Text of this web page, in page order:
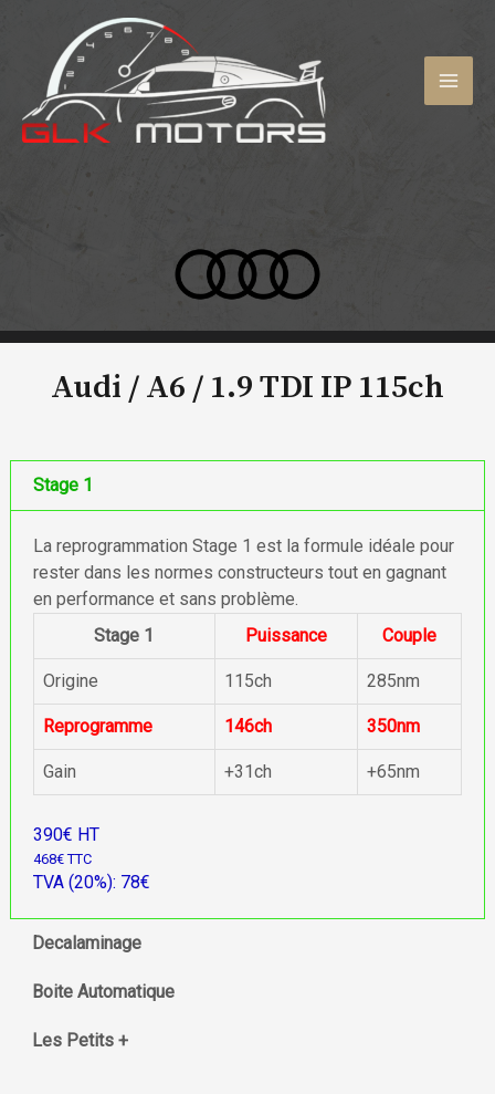
contenu
Audi / A6 / 1.9 TDI IP 115ch
Stage 1
La reprogrammation Stage 1 est la formule idéale pour
rester dans les normes constructeurs tout en gagnant
en performance et sans problème.
Stage 1
Puissance Couple
Origine 115ch 285nm
Reprogramme 146ch 350nm
Gain +31ch +65nm
390€ HT
468€ TTC
TVA (20%): 78€
Decalaminage
Boite Automatique
Les Petits +